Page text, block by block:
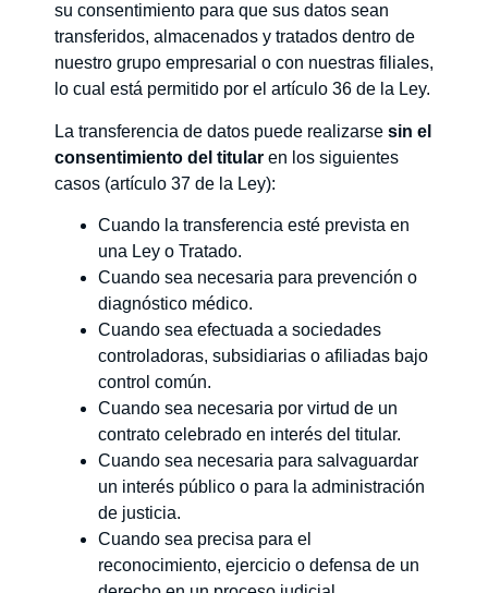
su consentimiento para que sus datos sean
transferidos, almacenados y tratados dentro de
nuestro grupo empresarial o con nuestras filiales,
lo cual está permitido por el artículo 36 de la Ley.
La transferencia de datos puede realizarse sin el
consentimiento del titular en los siguientes
casos (artículo 37 de la Ley):
Cuando la transferencia esté prevista en
una Ley o Tratado.
Cuando sea necesaria para prevención o
diagnóstico médico.
Cuando sea efectuada a sociedades
controladoras, subsidiarias o afiliadas bajo
control común.
Cuando sea necesaria por virtud de un
contrato celebrado en interés del titular.
Cuando sea necesaria para salvaguardar
un interés público o para la administración
de justicia.
Cuando sea precisa para el
reconocimiento, ejercicio o defensa de un